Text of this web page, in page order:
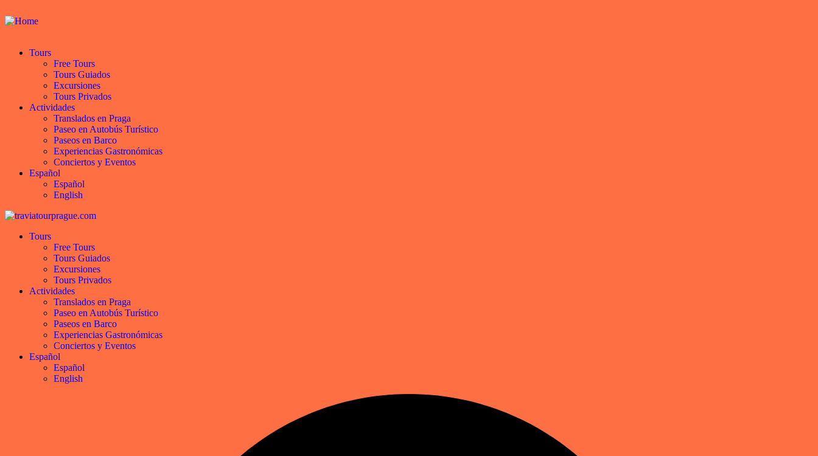
Tours
Free Tours
Tours Guiados
Excursiones
Tours Privados
Actividades
Translados en Praga
Paseo en Autobús Turístico
Paseos en Barco
Experiencias Gastronómicas
Conciertos y Eventos
Español
Español
English
Tours
Free Tours
Tours Guiados
Excursiones
Tours Privados
Actividades
Translados en Praga
Paseo en Autobús Turístico
Paseos en Barco
Experiencias Gastronómicas
Conciertos y Eventos
Español
Español
English